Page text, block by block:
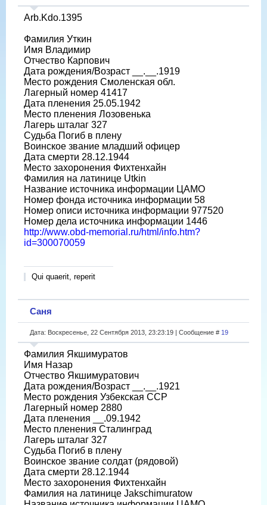
Arb.Kdo.1395
Фамилия Уткин
Имя Владимир
Отчество Карпович
Дата рождения/Возраст __.__.1919
Место рождения Смоленская обл.
Лагерный номер 41417
Дата пленения 25.05.1942
Место пленения Лозовенька
Лагерь шталаг 327
Судьба Погиб в плену
Воинское звание младший офицер
Дата смерти 28.12.1944
Место захоронения Фихтенхайн
Фамилия на латинице Utkin
Название источника информации ЦАМО
Номер фонда источника информации 58
Номер описи источника информации 977520
Номер дела источника информации 1446
http://www.obd-memorial.ru/html/info.htm?
id=300070059
Qui quaerit, reperit
Саня
Дата: Воскресенье, 22 Сентября 2013, 23:23:19 | Сообщение # 19
Фамилия Якшимуратов
Имя Назар
Отчество Якшимуратович
Дата рождения/Возраст __.__.1921
Место рождения Узбекская ССР
Лагерный номер 2880
Дата пленения __.09.1942
Место пленения Сталинград
Лагерь шталаг 327
Судьба Погиб в плену
Воинское звание солдат (рядовой)
Дата смерти 28.12.1944
Место захоронения Фихтенхайн
Фамилия на латинице Jakschimuratow